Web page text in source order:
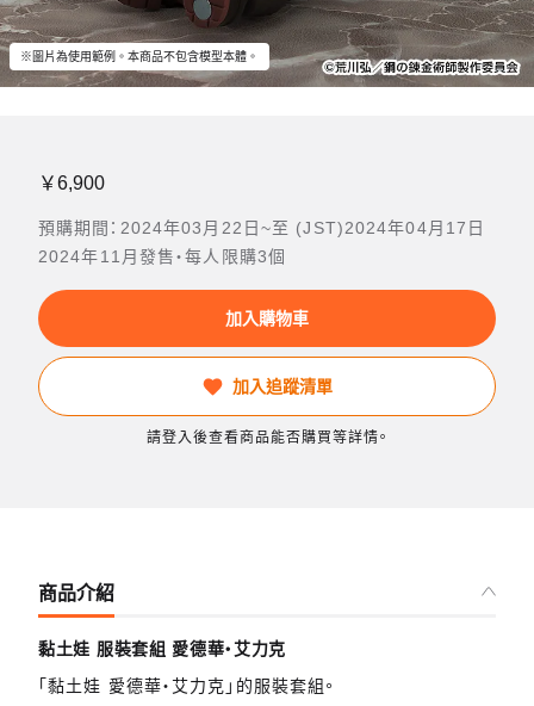
※圖片為使用範例。本商品不包含模型本體。
￥6,900
預購期間：2024年03月22日~至 (JST)2024年04月17日
2024年11月發售・每人限購3個
加入購物車
加入追蹤清單
請登入後查看商品能否購買等詳情。
商品介紹
黏土娃 服裝套組 愛德華‧艾力克
「黏土娃 愛德華‧艾力克」的服裝套組。